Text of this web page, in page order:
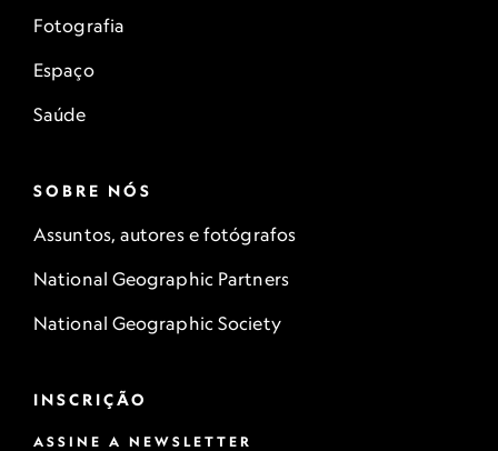
Fotografia
Espaço
Saúde
SOBRE NÓS
Assuntos, autores e fotógrafos
National Geographic Partners
National Geographic Society
INSCRIÇÃO
ASSINE A NEWSLETTER